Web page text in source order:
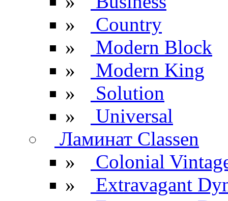
»
Country
»
Modern Block
»
Modern King
»
Solution
»
Universal
Ламинат Classen
»
Colonial
»
Extravagant